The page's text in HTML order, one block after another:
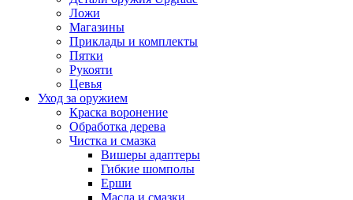
Ложи
Магазины
Приклады и комплекты
Пятки
Рукояти
Цевья
Уход за оружием
Краска воронение
Обработка дерева
Чистка и смазка
Вишеры адаптеры
Гибкие шомполы
Ерши
Масла и смазки